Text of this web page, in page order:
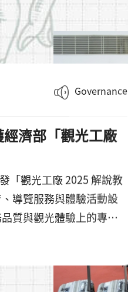
Governance
濟部「觀光工廠
「觀光工廠 2025 解說教
導覽服務與體驗活動設
質與觀光體驗上的專業